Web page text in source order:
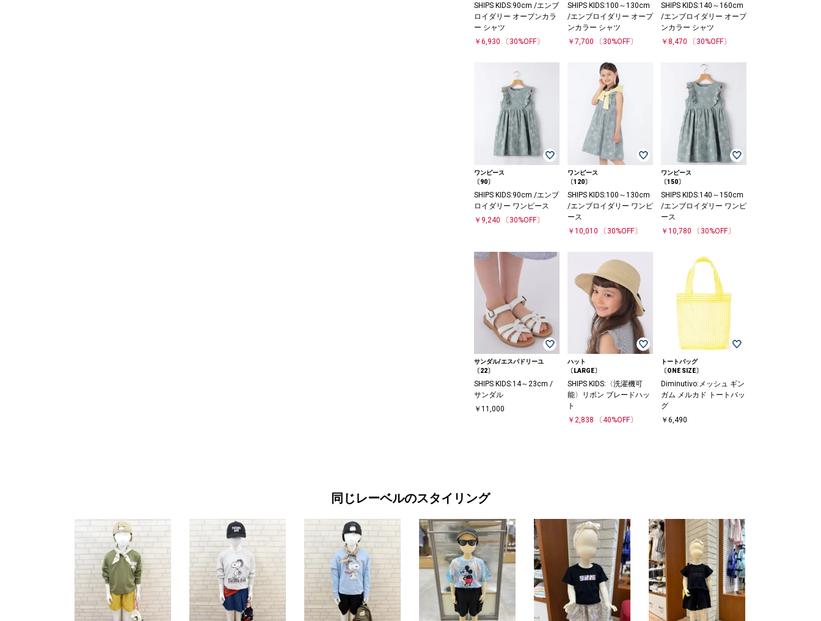
SHIPS KIDS:90cm /エンブ
ロイダリー オープンカラ
ー シャツ
￥6,930
〔30%OFF〕
SHIPS KIDS:100～130cm
/エンブロイダリー オープ
ンカラー シャツ
￥7,700
〔30%OFF〕
SHIPS KIDS:140～160cm
/エンブロイダリー オープ
ンカラー シャツ
￥8,470
〔30%OFF〕
ワンピース
〔90〕
SHIPS KIDS:90cm /エンブ
ロイダリー ワンピース
￥9,240
〔30%OFF〕
ワンピース
〔120〕
SHIPS KIDS:100～130cm
/エンブロイダリー ワンピ
ース
￥10,010
〔30%OFF〕
ワンピース
〔150〕
SHIPS KIDS:140～150cm
/エンブロイダリー ワンピ
ース
￥10,780
〔30%OFF〕
サンダル/エスパドリーユ
〔22〕
SHIPS KIDS:14～23cm /
サンダル
￥11,000
ハット
〔LARGE〕
SHIPS KIDS:〈洗濯機可
能〉リボン ブレードハッ
ト
￥2,838
〔40%OFF〕
トートバッグ
〔ONE SIZE〕
Diminutivo:メッシュ ギン
ガム メルカド トートバッ
グ
￥6,490
同じレーベルのスタイリング